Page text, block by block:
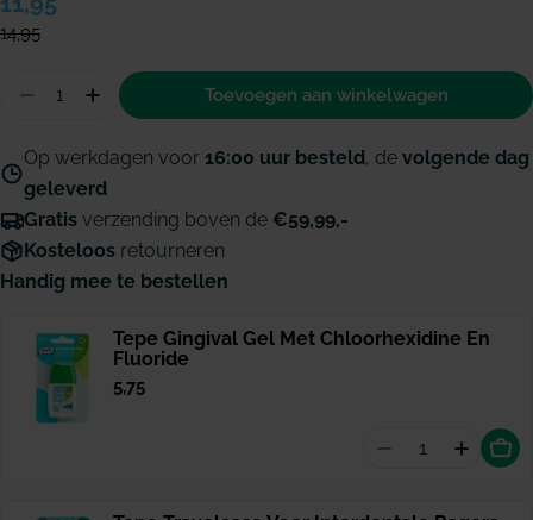
prijs
14,95
Hoeveelheid
Aantal verminderen voor TePe Interdentale
Hoeveelheid verhogen voor TePe
Toevoegen aan winkelwagen
Op werkdagen voor 16:00 uur besteld, de volgende dag
geleverd
Gratis verzending boven de €59,99,-
Kosteloos retourneren
Handig mee te bestellen
Tepe Gingival Gel Met Chloorhexidine En
Fluoride
Normale
5,75
Aantal